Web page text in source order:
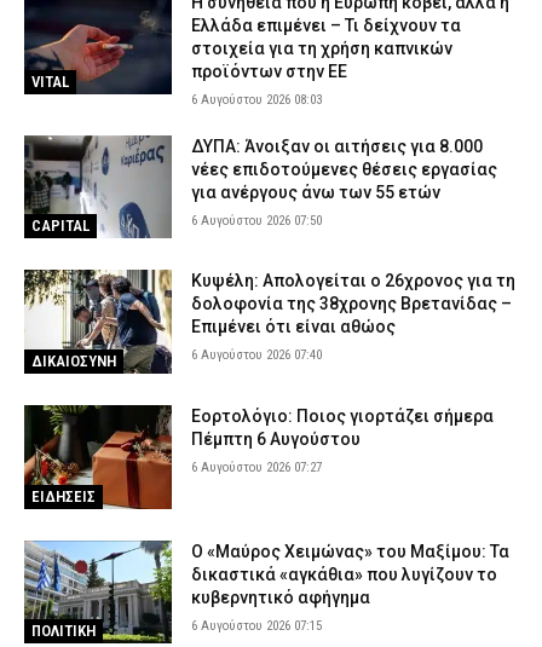
VITAL
Ελλάδα επιμένει – Τι δείχνουν τα
στοιχεία για τη χρήση καπνικών
προϊόντων στην ΕΕ
6 Αυγούστου 2026 08:03
CAPITAL
ΔΥΠΑ: Άνοιξαν οι αιτήσεις για 8.000
νέες επιδοτούμενες θέσεις εργασίας
για ανέργους άνω των 55 ετών
6 Αυγούστου 2026 07:50
ΔΙΚΑΙΟΣΥΝΗ
Κυψέλη: Απολογείται ο 26χρονος για τη
δολοφονία της 38χρονης Βρετανίδας –
Επιμένει ότι είναι αθώος
6 Αυγούστου 2026 07:40
ΕΙΔΗΣΕΙΣ
Εορτολόγιο: Ποιος γιορτάζει σήμερα
Πέμπτη 6 Αυγούστου
6 Αυγούστου 2026 07:27
ΠΟΛΙΤΙΚΗ
Ο «Μαύρος Χειμώνας» του Μαξίμου: Τα
δικαστικά «αγκάθια» που λυγίζουν το
κυβερνητικό αφήγημα
6 Αυγούστου 2026 07:15